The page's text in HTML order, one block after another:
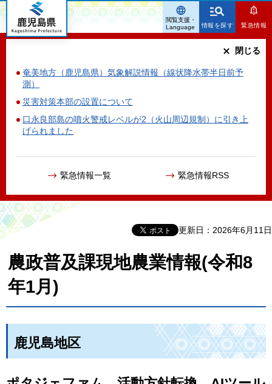
鹿児島県
情報を探す 緊急情報
奄美地方（鹿児島県）気象解説情報（線状降水帯半日前予
測）
災害対策本部の設置について
口永良部島の噴火警戒レベルが2（火山周辺規制）に引き上
げられました
緊急情報一覧 緊急情報RSS
閉じる
閲覧支援・
Language
更新日：2026年6月11日
農政普及課現地農業情報(令和8
年1月)
鹿児島地区